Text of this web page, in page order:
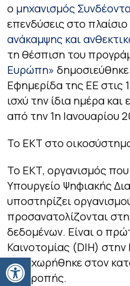
Ανοίξτε τη γραμμή εργαλείων
ο μηχανισμός
επενδύσεις στο
ανάκαμψης και
τη θέσπιση του
Ευρώπη»
Εφημερίδα της ΕΕ στις
ισχύ την ίδια ημέρα
από την 1η Ιανουαρίου
Το ΕΚΤ στο
Το ΕΚΤ, οργανισμός
Υπουργείο Ψηφιακής
υποστηρίζει
προσανατολίζονται
δεδομένων. Είναι ο
Καινοτομίας (DIH)
καταχωρήθηκε στον
Επιτροπής.